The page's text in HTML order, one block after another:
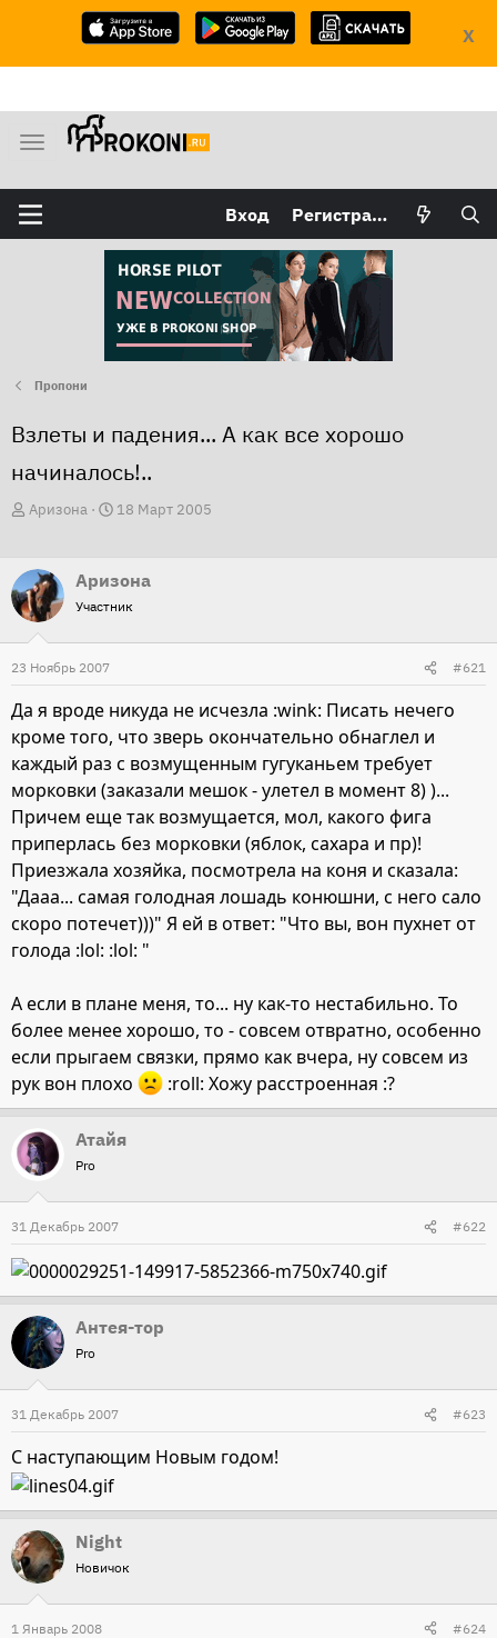
X
М
н
ю
Вход Регистрация
Пропони
Взлеты и падения... А как все хорошо
начиналось!..
А
о
р
т
е
ы
Аризона
Д
а
н
а
л
18 Март 2005
Аризона
Участник
23 Ноябрь 2007 #621
Да я вроде никуда не исчезла :wink: Писать нечего
кроме того, что зверь окончательно обнаглел и
каждый раз с возмущенным гугуканьем требует
морковки (заказали мешок - улетел в момент 8) )...
Причем еще так возмущается, мол, какого фига
приперлась без морковки (яблок, сахара и пр)!
Приезжала хозяйка, посмотрела на коня и сказала:
"Дааа... самая голодная лошадь конюшни, с него сало
скоро потечет)))" Я ей в ответ: "Что вы, вон пухнет от
голода :lol: :lol: "
А если в плане меня, то... ну как-то нестабильно. То
более менее хорошо, то - совсем отвратно, особенно
если прыгаем связки, прямо как вчера, ну совсем из
рук вон плохо
:roll: Хожу расстроенная :?
Атайя
Pro
31 Декабрь 2007 #622
Антея-тор
Pro
31 Декабрь 2007 #623
С наступающим Новым годом!
Night
Новичок
1 Январь 2008 #624